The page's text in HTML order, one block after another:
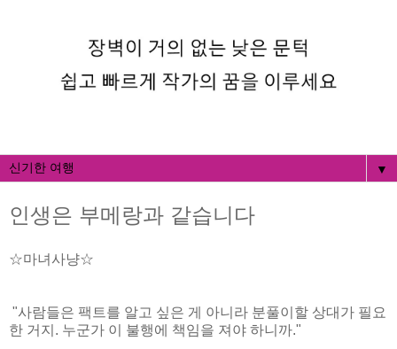
▼
인생은 부메랑과 같습니다
☆마녀사냥☆
"사람들은 팩트를 알고 싶은 게 아니라 분풀이할 상대가 필요
한 거지. 누군가 이 불행에 책임을 져야 하니까."